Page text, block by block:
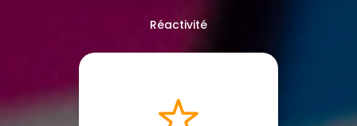
Réactivité